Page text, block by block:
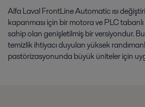
Alfa Laval FrontLine Automatic ısı
kapanması için bir motora ve PLC
sahip olan genişletilmiş bir versiyondur.
temizlik ihtiyacı duyulan yüksek
pastörizasyonunda büyük üniteler için